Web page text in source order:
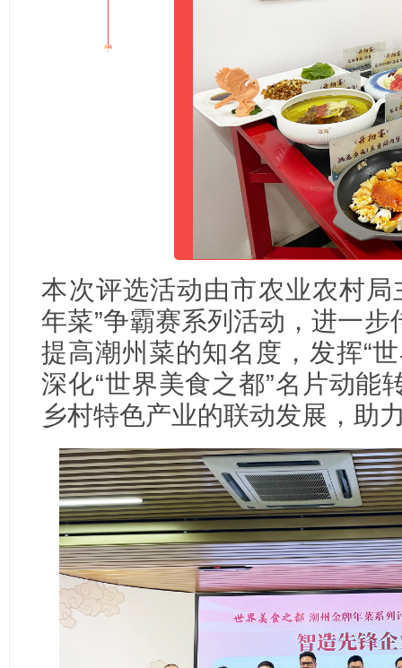
本次评选活动由市农业农村局
年菜”争霸赛系列活动，进一
提高潮州菜的知名度，发挥“
深化“世界美食之都”名片动能
乡村特色产业的联动发展，助